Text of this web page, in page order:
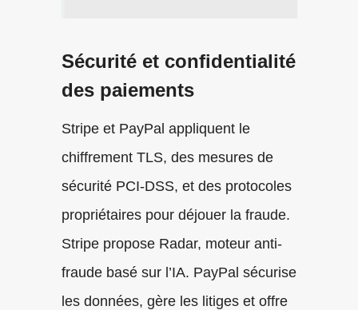
Sécurité et confidentialité
des paiements
Stripe et PayPal appliquent le
chiffrement TLS, des mesures de
sécurité PCI-DSS, et des protocoles
propriétaires pour déjouer la fraude.
Stripe propose Radar, moteur anti-
fraude basé sur l’IA. PayPal sécurise
les données, gère les litiges et offre